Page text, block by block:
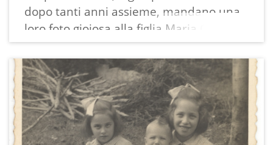
dopo tanti anni assieme, mandano una
loro foto gioiosa alla figlia Maria Chistè e
famiglia, emigrata in Argentina sei anni
prima.
La nipote Marisa ha la loro immagine
negli occhi e nel cuore, così come li
aveva lasciati, e preferisce ricordarli